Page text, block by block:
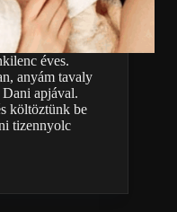
éves.
anyám tavaly
apjával.
költöztünk be
tizennyolc